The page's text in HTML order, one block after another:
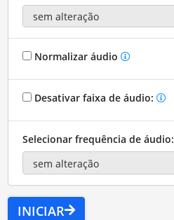
Normalizar áudio
Desativar faixa de áudio:
Selecionar frequência de áudio:
INICIAR